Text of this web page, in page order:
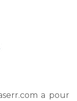
a pour